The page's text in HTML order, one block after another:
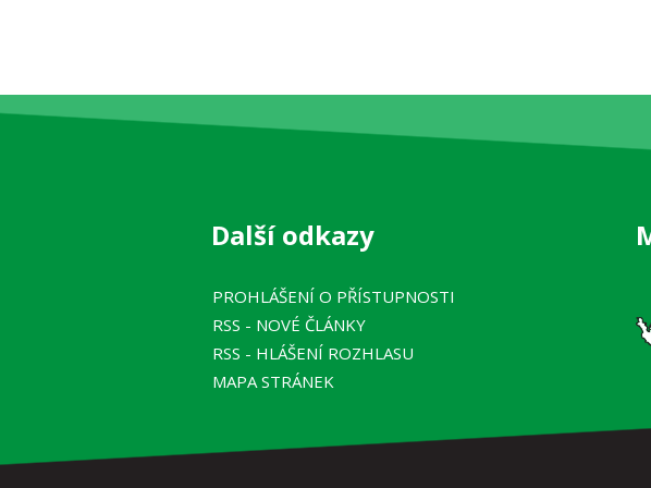
Další odkazy
PROHLÁŠENÍ O PŘÍSTUPNOSTI
RSS - NOVÉ ČLÁNKY
RSS - HLÁŠENÍ ROZHLASU
MAPA STRÁNEK